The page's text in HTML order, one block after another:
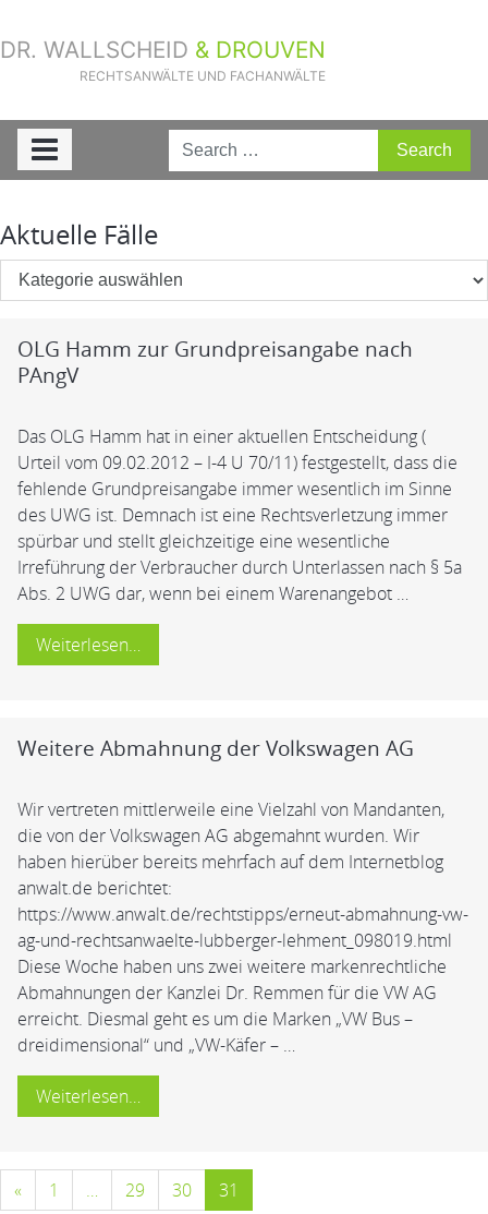
DR. WALLSCHEID & DROUVEN
RECHTSANWÄLTE UND FACHANWÄLTE
Sie sind hier: Aktuelle Fälle: Seite 31
Aktuelle Fälle
OLG Hamm zur Grundpreisangabe nach
PAngV
Das OLG Hamm hat in einer aktuellen Entscheidung (
Urteil vom 09.02.2012 – I-4 U 70/11) festgestellt, dass die
fehlende Grundpreisangabe immer wesentlich im Sinne
des UWG ist. Demnach ist eine Rechtsverletzung immer
spürbar und stellt gleichzeitige eine wesentliche
Irreführung der Verbraucher durch Unterlassen nach § 5a
Abs. 2 UWG dar, wenn bei einem Warenangebot …
Weiterlesen…
Weitere Abmahnung der Volkswagen AG
Wir vertreten mittlerweile eine Vielzahl von Mandanten,
die von der Volkswagen AG abgemahnt wurden. Wir
haben hierüber bereits mehrfach auf dem Internetblog
anwalt.de berichtet:
https://www.anwalt.de/rechtstipps/erneut-abmahnung-vw-
ag-und-rechtsanwaelte-lubberger-lehment_098019.html
Diese Woche haben uns zwei weitere markenrechtliche
Abmahnungen der Kanzlei Dr. Remmen für die VW AG
erreicht. Diesmal geht es um die Marken „VW Bus –
dreidimensional“ und „VW-Käfer – …
Weiterlesen…
Beitrags-
Navigation
« 1 … 29 30 31